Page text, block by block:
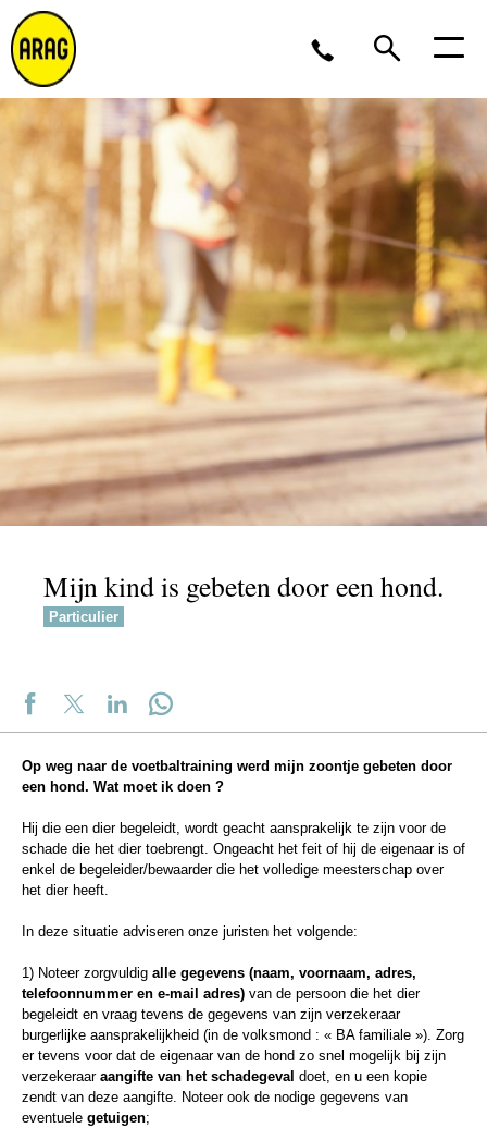
Ma/Do 9 – 17, Vr 9 – 16
02 643 12 11
Mijn kind is gebeten door een hond.
Particulier
Op weg naar de voetbaltraining werd mijn zoontje gebeten door
een hond. Wat moet ik doen ?
Hij die een dier begeleidt, wordt geacht aansprakelijk te zijn voor de
schade die het dier toebrengt. Ongeacht het feit of hij de eigenaar is of
enkel de begeleider/bewaarder die het volledige meesterschap over
het dier heeft.
In deze situatie adviseren onze juristen het volgende:
1) Noteer zorgvuldig alle gegevens (naam, voornaam, adres,
telefoonnummer en e-mail adres) van de persoon die het dier
begeleidt en vraag tevens de gegevens van zijn verzekeraar
burgerlijke aansprakelijkheid (in de volksmond : « BA familiale »). Zorg
er tevens voor dat de eigenaar van de hond zo snel mogelijk bij zijn
verzekeraar aangifte van het schadegeval doet, en u een kopie
zendt van deze aangifte. Noteer ook de nodige gegevens van
eventuele getuigen;